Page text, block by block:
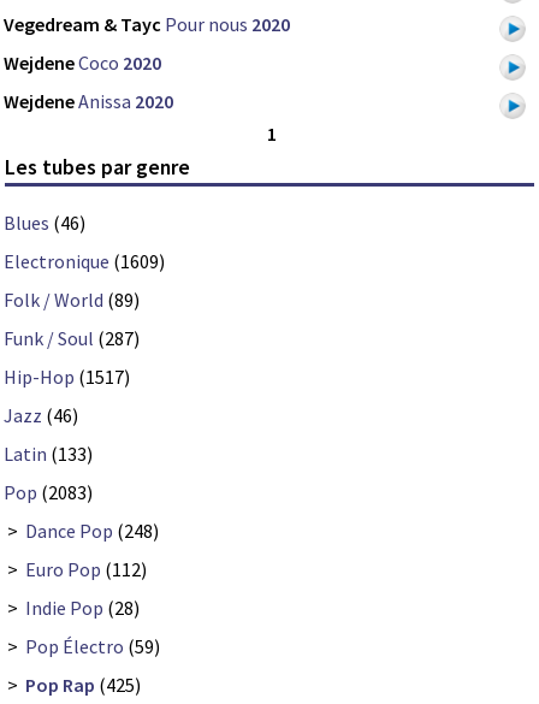
Vegedream & Tayc Pour nous 2020
WejdeneCoco 2020
WejdeneAnissa 2020
1
Les tubes par genre
Blues (46)
Electronique (1609)
Folk / World (89)
Funk / Soul (287)
Hip-Hop (1517)
Jazz (46)
Latin (133)
Pop (2083)
> Dance Pop (248)
> Euro Pop (112)
> Indie Pop (28)
> Pop Électro (59)
> Pop Rap (425)